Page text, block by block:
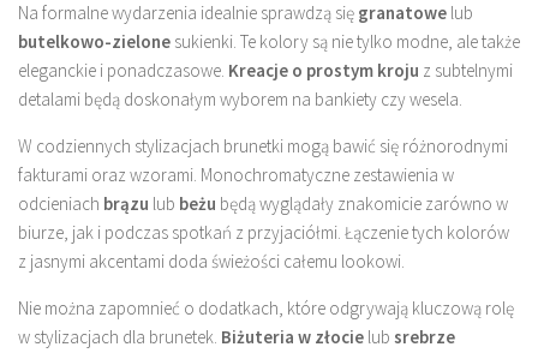
Na formalne wydarzenia idealnie sprawdzą się granatowe lub
butelkowo-zielone sukienki. Te kolory są nie tylko modne, ale także
eleganckie i ponadczasowe. Kreacje o prostym kroju z subtelnymi
detalami będą doskonałym wyborem na bankiety czy wesela.
W codziennych stylizacjach brunetki mogą bawić się różnorodnymi
fakturami oraz wzorami. Monochromatyczne zestawienia w
odcieniach brązu lub beżu będą wyglądały znakomicie zarówno w
biurze, jak i podczas spotkań z przyjaciółmi. Łączenie tych kolorów
z jasnymi akcentami doda świeżości całemu lookowi.
Nie można zapomnieć o dodatkach, które odgrywają kluczową rolę
w stylizacjach dla brunetek. Biżuteria w złocie lub srebrze